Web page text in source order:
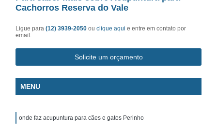
Cachorros Reserva do Vale
Ligue para(12) 3939-2050ouclique aqui e entre em contato por
email.
Solicite um orçamento
MENU
onde faz acupuntura para cães e gatos Perinho